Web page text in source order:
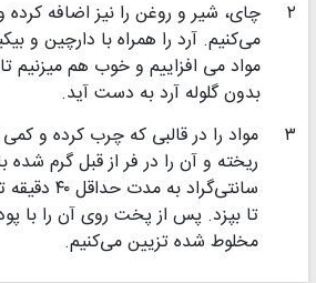
۲
چای، شیر و روغن را نیز اضافه كرده
می‌كنیم. آرد را همراه با دارچین و
مواد می افزاییم و خوب هم
بدون گلوله آرد به دست آید.
۳
مواد را در قالبی كه چرب كرده و كمی
تا بپزد. پس از پخت روی آن را با
مخلوط شده تزیین می‌كنیم.